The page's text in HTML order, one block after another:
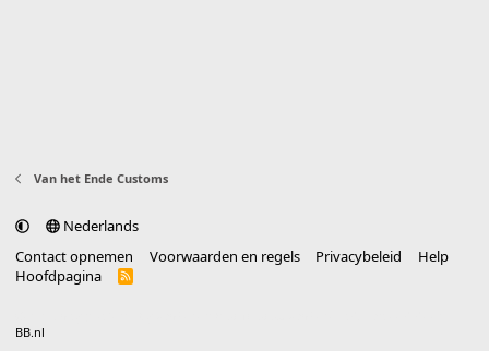
Van het Ende Customs
Nederlands
Contact opnemen
Voorwaarden en regels Privacybeleid
Help
Hoofdpagina
R
BB.nl